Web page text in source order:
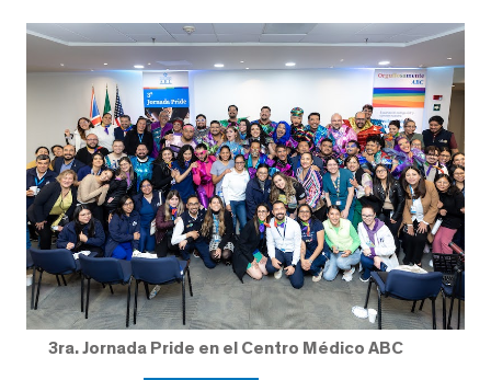
3ra. Jornada Pride en el Centro Médico ABC